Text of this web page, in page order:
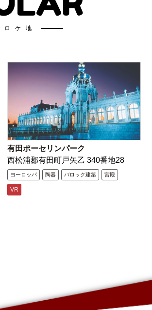
ロケ地
有田ポーセリンパーク
西松浦郡有田町戸矢乙 340番地28
ヨーロッパ 陶器 バロック建築 宮殿
VR